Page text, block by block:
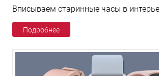
Вписываем старинные часы в
Подробнее